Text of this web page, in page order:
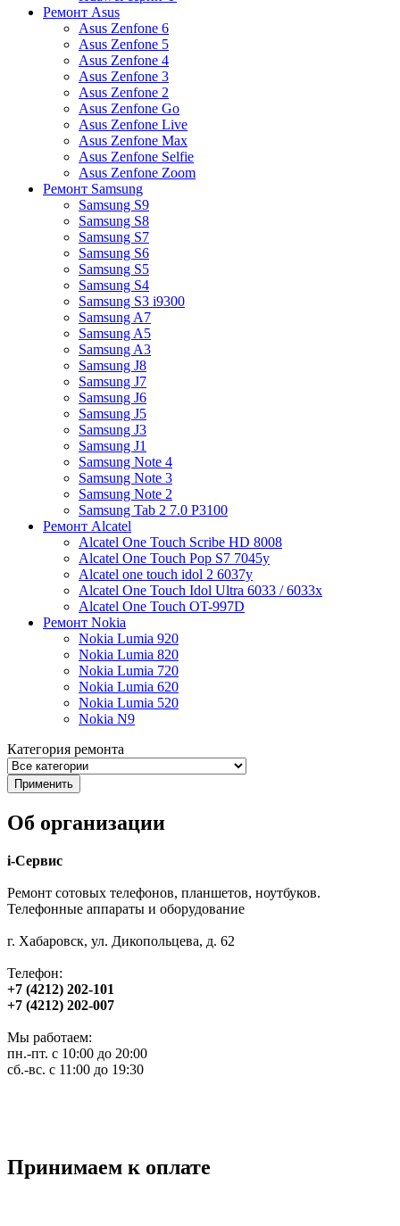
Ремонт Asus
Asus Zenfone 6
Asus Zenfone 5
Asus Zenfone 4
Asus Zenfone 3
Asus Zenfone 2
Asus Zenfone Go
Asus Zenfone Live
Asus Zenfone Max
Asus Zenfone Selfie
Asus Zenfone Zoom
Ремонт Samsung
Samsung S9
Samsung S8
Samsung S7
Samsung S6
Samsung S5
Samsung S4
Samsung S3 i9300
Samsung A7
Samsung A5
Samsung A3
Samsung J8
Samsung J7
Samsung J6
Samsung J5
Samsung J3
Samsung J1
Samsung Note 4
Samsung Note 3
Samsung Note 2
Samsung Tab 2 7.0 P3100
Ремонт Alcatel
Alcatel One Touch Scribe HD 8008
Alcatel One Touch Pop S7 7045y
Alcatel one touch idol 2 6037y
Alcatel One Touch Idol Ultra 6033 / 6033x
Alcatel One Touch OT-997D
Ремонт Nokia
Nokia Lumia 920
Nokia Lumia 820
Nokia Lumia 720
Nokia Lumia 620
Nokia Lumia 520
Nokia N9
Категория ремонта
Об организации
i-Сервис
Ремонт сотовых телефонов, планшетов, ноутбуков.
Телефонные аппараты и оборудование
г. Хабаровск, ул. Дикопольцева, д. 62
Телефон:
+7 (4212) 202-101
+7 (4212) 202-007
Мы работаем:
пн.-пт. с 10:00 до 20:00
сб.-вс. с 11:00 до 19:30
Принимаем к оплате